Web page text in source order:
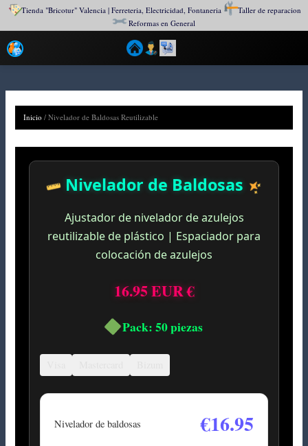
Tienda "Bricotur" Valencia | Ferreteria, Electricidad, Fontaneria
Taller de reparacion
Reformas en General
contenido
Inicio / Nivelador de Baldosas Reutilizable
Nivelador de Baldosas
Ajustador de nivelador de azulejos
reutilizable de plástico | Espaciador para
colocación de azulejos
16.95 EUR €
Pack: 50 piezas
Nivelador de baldosas €16.95